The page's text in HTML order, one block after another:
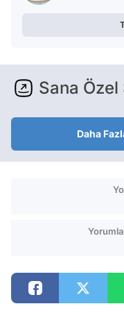
Sana
Daha